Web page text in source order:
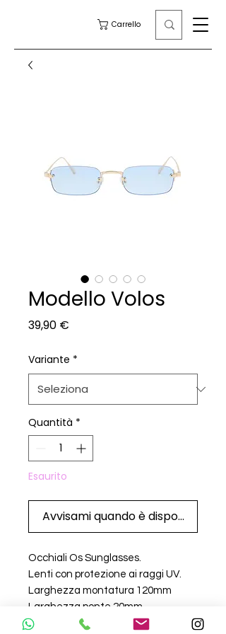
Carrello
Modello Volos
39,90 €
Variante *
Quantità *
Esaurito
Avvisami quando è disponibile
Occhiali Os Sunglasses.
Lenti con protezione ai raggi UV.
Larghezza montatura 120mm
Larghezza ponte 20mm
Larghezza asta 145mm